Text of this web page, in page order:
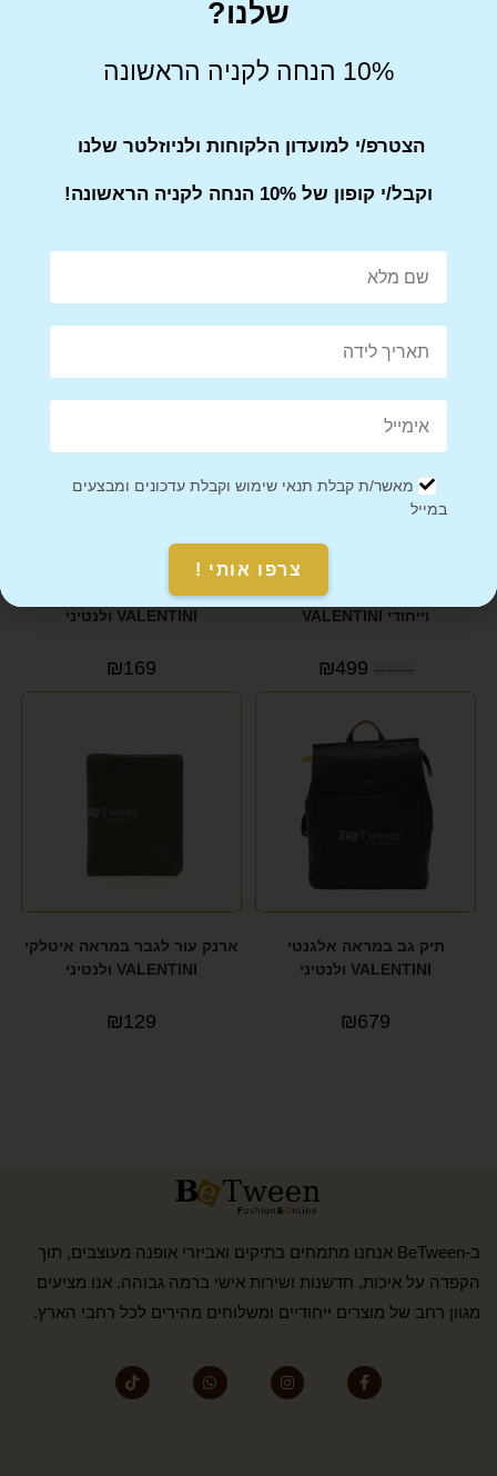
מוצרים קשורים
מבצע!
תיק לנשים מעור בלוק מרהיב
וייחודי VALENTINI
₪599
₪499
ארנק עור לגבר בסגנון איטלקי
VALENTINI ולנטיני
₪169
תיק גב במראה אלגנטי
VALENTINI ולנטיני
₪679
ארנק עור לגבר במראה איטלקי
VALENTINI ולנטיני
₪129
ב-BeTween אנחנו מתמחים בתיקים ואביזרי אופנה מעוצבים, תוך
הקפדה על איכות, חדשנות ושירות אישי ברמה גבוהה. אנו מציעים
מגוון רחב של מוצרים ייחודיים ומשלוחים מהירים לכל רחבי הארץ.
שלנו?
10% הנחה לקניה הראשונה
הצטרפ/י למועדון הלקוחות ולניוזלטר שלנו
וקבל/י קופון של 10% הנחה לקניה הראשונה!
מאשר/ת קבלת תנאי שימוש וקבלת עדכונים ומבצעים
במייל
צרפו אותי !